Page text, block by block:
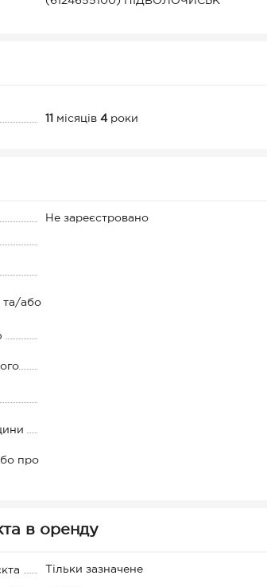
11 місяців4роки
Не зареєстровано
та/або
про
в оренду
Тільки зазначене